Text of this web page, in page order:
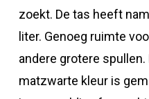
zoekt. De tas heeft
liter. Genoeg ruimte
andere grotere
matzwarte kleur is